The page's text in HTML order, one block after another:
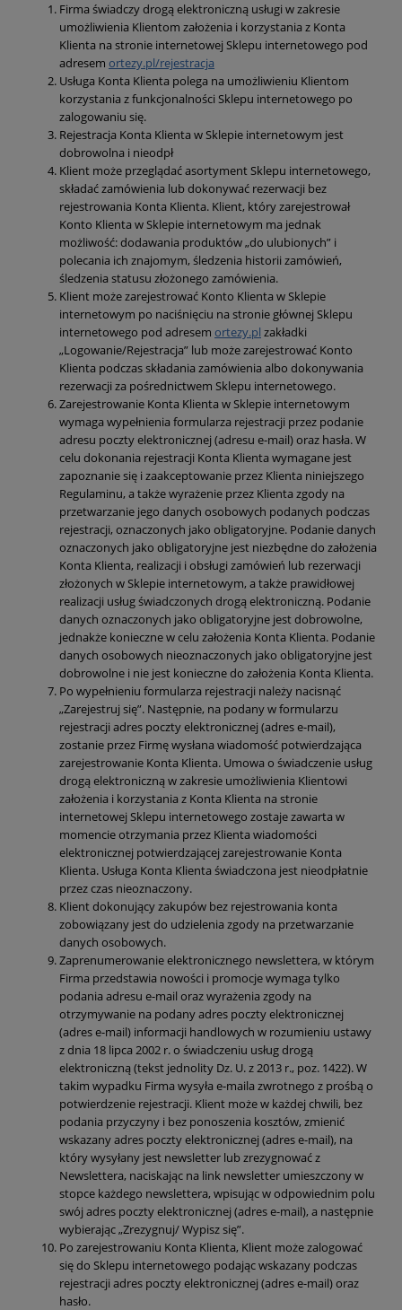
Firma świadczy drogą elektroniczną usługi w zakresie
umożliwienia Klientom założenia i korzystania z Konta
Klienta na stronie internetowej Sklepu internetowego pod
adresem ortezy.pl/rejestracja
Usługa Konta Klienta polega na umożliwieniu Klientom
korzystania z funkcjonalności Sklepu internetowego po
zalogowaniu się.
Rejestracja Konta Klienta w Sklepie internetowym jest
dobrowolna i nieodpł
Klient może przeglądać asortyment Sklepu internetowego,
składać zamówienia lub dokonywać rezerwacji bez
rejestrowania Konta Klienta. Klient, który zarejestrował
Konto Klienta w Sklepie internetowym ma jednak
możliwość: dodawania produktów „do ulubionych” i
polecania ich znajomym, śledzenia historii zamówień,
śledzenia statusu złożonego zamówienia.
Klient może zarejestrować Konto Klienta w Sklepie
internetowym po naciśnięciu na stronie głównej Sklepu
internetowego pod adresem ortezy.pl zakładki
„Logowanie/Rejestracja” lub może zarejestrować Konto
Klienta podczas składania zamówienia albo dokonywania
rezerwacji za pośrednictwem Sklepu internetowego.
Zarejestrowanie Konta Klienta w Sklepie internetowym
wymaga wypełnienia formularza rejestracji przez podanie
adresu poczty elektronicznej (adresu e-mail) oraz hasła. W
celu dokonania rejestracji Konta Klienta wymagane jest
zapoznanie się i zaakceptowanie przez Klienta niniejszego
Regulaminu, a także wyrażenie przez Klienta zgody na
przetwarzanie jego danych osobowych podanych podczas
rejestracji, oznaczonych jako obligatoryjne. Podanie danych
oznaczonych jako obligatoryjne jest niezbędne do założenia
Konta Klienta, realizacji i obsługi zamówień lub rezerwacji
złożonych w Sklepie internetowym, a także prawidłowej
realizacji usług świadczonych drogą elektroniczną. Podanie
danych oznaczonych jako obligatoryjne jest dobrowolne,
jednakże konieczne w celu założenia Konta Klienta. Podanie
danych osobowych nieoznaczonych jako obligatoryjne jest
dobrowolne i nie jest konieczne do założenia Konta Klienta.
Po wypełnieniu formularza rejestracji należy nacisnąć
„Zarejestruj się”. Następnie, na podany w formularzu
rejestracji adres poczty elektronicznej (adres e-mail),
zostanie przez Firmę wysłana wiadomość potwierdzająca
zarejestrowanie Konta Klienta. Umowa o świadczenie usług
drogą elektroniczną w zakresie umożliwienia Klientowi
założenia i korzystania z Konta Klienta na stronie
internetowej Sklepu internetowego zostaje zawarta w
momencie otrzymania przez Klienta wiadomości
elektronicznej potwierdzającej zarejestrowanie Konta
Klienta. Usługa Konta Klienta świadczona jest nieodpłatnie
przez czas nieoznaczony.
Klient dokonujący zakupów bez rejestrowania konta
zobowiązany jest do udzielenia zgody na przetwarzanie
danych osobowych.
Zaprenumerowanie elektronicznego newslettera, w którym
Firma przedstawia nowości i promocje wymaga tylko
podania adresu e-mail oraz wyrażenia zgody na
otrzymywanie na podany adres poczty elektronicznej
(adres e-mail) informacji handlowych w rozumieniu ustawy
z dnia 18 lipca 2002 r. o świadczeniu usług drogą
elektroniczną (tekst jednolity Dz. U. z 2013 r., poz. 1422). W
takim wypadku Firma wysyła e-maila zwrotnego z prośbą o
potwierdzenie rejestracji. Klient może w każdej chwili, bez
podania przyczyny i bez ponoszenia kosztów, zmienić
wskazany adres poczty elektronicznej (adres e-mail), na
który wysyłany jest newsletter lub zrezygnować z
Newslettera, naciskając na link newsletter umieszczony w
stopce każdego newslettera, wpisując w odpowiednim polu
swój adres poczty elektronicznej (adres e-mail), a następnie
wybierając „Zrezygnuj/ Wypisz się”.
Po zarejestrowaniu Konta Klienta, Klient może zalogować
się do Sklepu internetowego podając wskazany podczas
rejestracji adres poczty elektronicznej (adres e-mail) oraz
hasło.